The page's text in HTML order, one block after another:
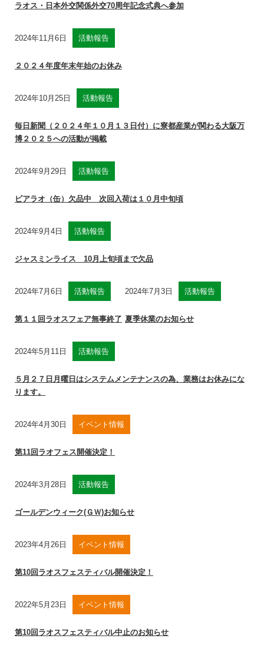
ラオス・日本外交関係外交70周年記念式典へ参加
2024年11月6日 活動報告
２０２４年度年末年始のお休み
2024年10月25日 活動報告
毎日新聞（２０２４年１０月１３日付）に寮都産業が関わる大阪万
博２０２５への活動が掲載
2024年9月29日 活動報告
ビアラオ（缶）欠品中 次回入荷は１０月中旬頃
2024年9月4日 活動報告
ジャスミンライス 10月上旬頃まで欠品
2024年7月6日 活動報告
第１１回ラオスフェア無事終了
2024年7月3日 活動報告
夏季休業のお知らせ
2024年5月11日 活動報告
５月２７日月曜日はシステムメンテナンスの為、業務はお休みにな
ります。
2024年4月30日 イベント情報
第11回ラオフェス開催決定！
2024年3月28日 活動報告
ゴールデンウィーク(ＧＷ)お知らせ
2023年4月26日 イベント情報
第10回ラオスフェスティバル開催決定！
2022年5月23日 イベント情報
第10回ラオスフェスティバル中止のお知らせ